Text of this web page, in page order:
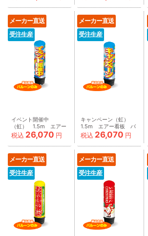
ルーンのみ
AR090013IN_C
AR090014IN_C
メーカー直送
受注生産
イベント開催中
（虹） 1.5m エアー
看板 バルーンのみ
AR090016IN_C
税込 26,070 円
メーカー直送
受注生産
キャンペーン（虹）
1.5m エアー看板 バ
ルーンのみ
AR090017IN_C
税込 26,070 円
メーカー直送
受注生産
メーカー直送
受注生産